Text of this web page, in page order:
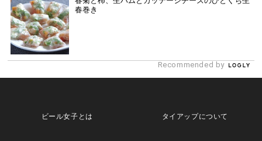
春巻き
Recommended by
ビール女子とは タイアップについて